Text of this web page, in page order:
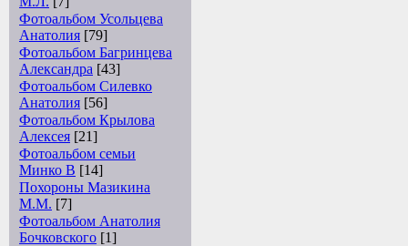
Фотоальбом Усольцева
Анатолия [79]
Фотоальбом Багринцева
Александра [43]
Фотоальбом Силевко
Анатолия [56]
Фотоальбом Крылова
Алексея [21]
Фотоальбом семьи
Минко В [14]
Похороны Мазикина
М.М. [7]
Фотоальбом Анатолия
Бочковского [1]